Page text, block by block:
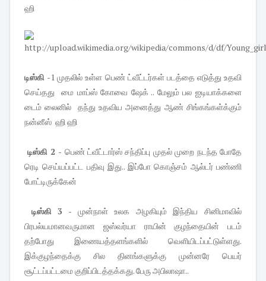
ஹி
டிஸ்கி -1 முதலில் உள்ள பெண் ட்வீட்டர்கள் படத்தை எடுத்து உதவி
செய்தது மை மாப்ஸ் கோவை ஷேக் .. மேலும் பல ஐடியாக்களை
டைம் லைனில் தந்து உதவிய அனைத்து ஆண் சிங்கங்கள்க்கும்
நன்னீஸ் ஹி ஹி
டிஸ்கி 2 - பெண் ட்வீட்டார்ஸ் சந்திப்பு முதல் முறை நடந்த போதே
ரெடி செய்யப்பட்ட பதிவு இது.. இப்போ கொஞ்சம் ஆல்டர் பண்ணி
போட்டிருக்கேன்
டிஸ்கி 3 - முன்நாள் உலக அழகியும் இந்திய சினிமாவில்
பிரபல்யமானவருமான ஜஸ்வர்யா ராயின் குழந்தையின் படம்
தற்போது இணையத்தளங்களில் வெளியிடப்பட்டுள்ளது.
இக்குழந்தைக்கு சில தினங்களுக்கு முன்னரே பெயர்
சூட்டப்பட்டமை குறிப்பிடத்தக்கது. பேரு அபிலாஷா..